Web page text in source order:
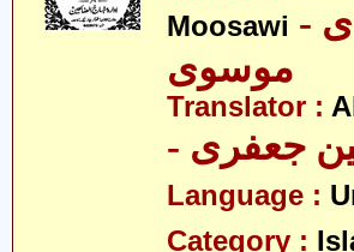
Moosawi - محمود بن السید مہدی
موسوی
Translator :
جعفری
Language :
Category :